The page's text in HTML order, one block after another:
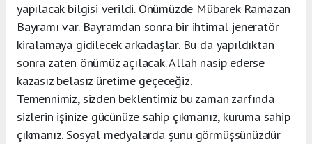
yapılacak bilgisi verildi. Önümüzde Mübarek Ramazan
Bayramı var. Bayramdan sonra bir ihtimal jeneratör
kiralamaya gidilecek arkadaşlar. Bu da yapıldıktan
sonra zaten önümüz açılacak. Allah nasip ederse
kazasız belasız üretime geçeceğiz.
Temennimiz, sizden beklentimiz bu zaman zarfında
sizlerin işinize gücünüze sahip çıkmanız, kuruma sahip
çıkmanız. Sosyal medyalarda şunu görmüşsünüzdür